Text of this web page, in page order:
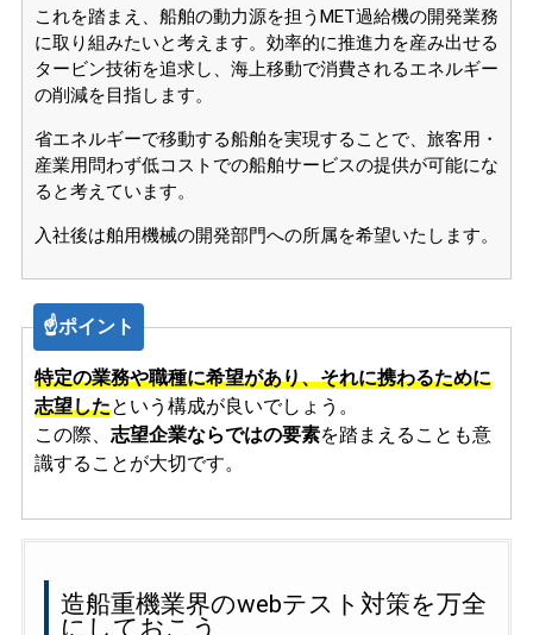
これを踏まえ、船舶の動力源を担うMET過給機の開発業務
に取り組みたいと考えます。効率的に推進力を産み出せる
タービン技術を追求し、海上移動で消費されるエネルギー
の削減を目指します。
省エネルギーで移動する船舶を実現することで、旅客用・
産業用問わず低コストでの船舶サービスの提供が可能にな
ると考えています。
入社後は舶用機械の開発部門への所属を希望いたします。
☝️ポイント
特定の業務や職種に希望があり、それに携わるために
志望したという構成が良いでしょう。
この際、 志望企業ならではの要素を踏まえることも意
識することが大切です。
造船重機業界のwebテスト対策を万全
にしておこう